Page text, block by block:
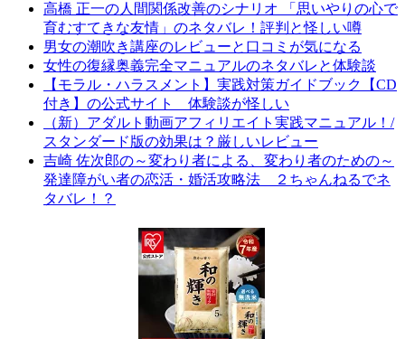
高橋 正一の人間関係改善のシナリオ 「思いやりの心で
育むすてきな友情」のネタバレ！評判と怪しい噂
男女の潮吹き講座のレビューと口コミが気になる
女性の復縁奥義完全マニュアルのネタバレと体験談
【モラル・ハラスメント】実践対策ガイドブック【CD
付き】の公式サイト 体験談が怪しい
（新）アダルト動画アフィリエイト実践マニュアル！/
スタンダード版の効果は？厳しいレビュー
吉崎 佐次郎の～変わり者による、変わり者のための～
発達障がい者の恋活・婚活攻略法 ２ちゃんねるでネ
タバレ！？